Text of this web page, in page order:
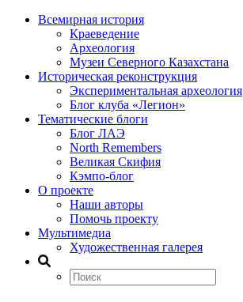
Всемирная история
Краеведение
Археология
Музеи Северного Казахстана
Историческая реконструкция
Экспериментальная археология
Блог клуба «Легион»
Тематические блоги
Блог ЛАЭ
North Remembers
Великая Скифия
Кэмпо-блог
О проекте
Наши авторы
Помочь проекту
Мультимедиа
Художественная галерея